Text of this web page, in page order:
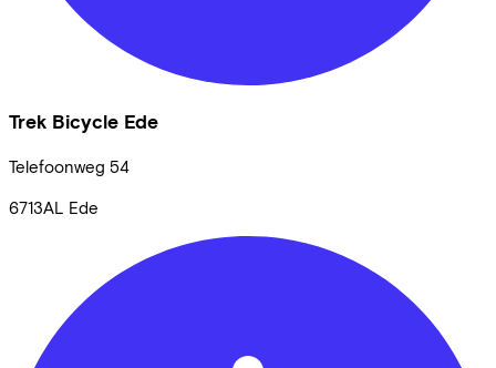
Trek Bicycle Ede
Telefoonweg 54
6713AL Ede